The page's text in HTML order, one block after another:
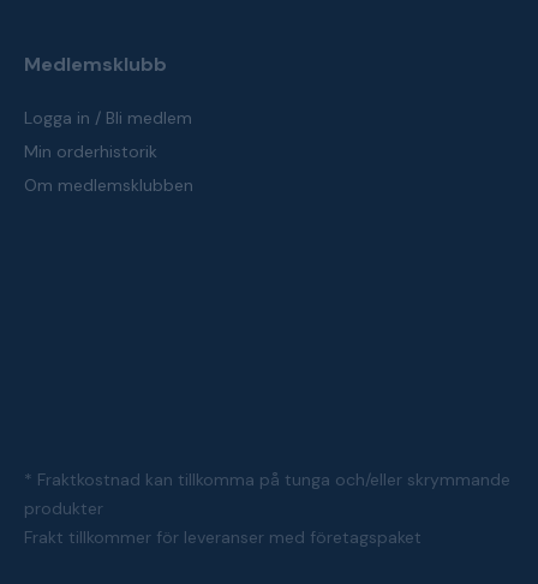
Medlemsklubb
Logga in / Bli medlem
Min orderhistorik
Om medlemsklubben
* Fraktkostnad kan tillkomma på tunga och/eller skrymmande
produkter
Frakt tillkommer för leveranser med företagspaket